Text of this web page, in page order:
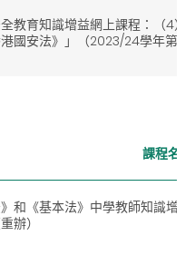
教育知識增益網上課程：（4）
國安法》」（2023/24學年第四
課程名稱
》和《基本法》中學教師知識增
辦）